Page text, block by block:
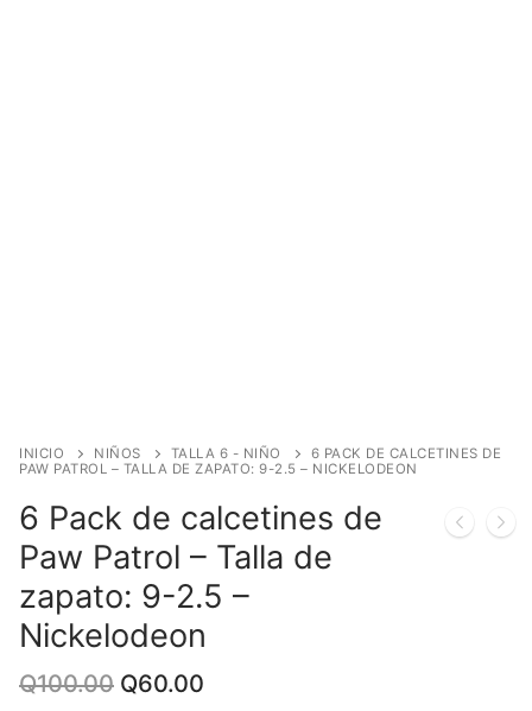
INICIO NIÑOS TALLA 6 - NIÑO
6 PACK DE CALCETINES DE
PAW PATROL – TALLA DE ZAPATO: 9-2.5 – NICKELODEON
6 Pack de calcetines de
Paw Patrol – Talla de
zapato: 9-2.5 –
Nickelodeon
Q100.00 Original
Q60.00